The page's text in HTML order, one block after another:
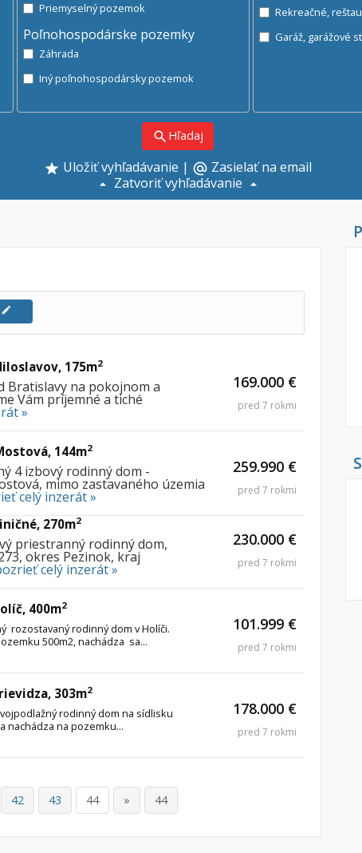
Priemyselný pozemok
Poľnohospodárske pozemky
Záhrada
Iný poľnohospodársky pozemok
Rekreačné,
search Hľadaj
Uložiť vyhľadávanie | alternate_email Zasielať na email
Zatvoriť vyhľadávanie
edit
175m2
Bratislavy na pokojnom a
Vám príjemné a tiché
»
169.000 €
pred 7 rokmi
144m2
4izbový rodinný dom -
mimo zastavaného územia
celý inzerát »
259.990 €
pred 7 rokmi
270m2
priestranný rodinný dom,
okres Pezinok, kraj
celý inzerát »
230.000 €
pred 7 rokmi
400m2
rozostavaný rodinný dom v Holíči.
500m2, nachádza sa...
101.999 €
pred 7 rokmi
303m2
rodinný dom na sídlisku
nachádza na pozemku...
178.000 €
pred 7 rokmi
42 43 44 » 44